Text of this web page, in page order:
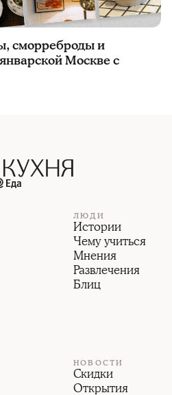
сморреброды и
Москве с
ЛЮДИ
Истории
Чему учиться
Мнения
Развлечения
Блиц
НОВОСТИ
Скидки
Открытия